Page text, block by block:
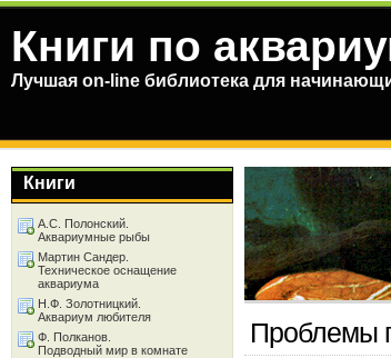
Книги по
Лучшая on-line библиотека для
Проблемы
Книги
А.С. Полонский.
Аквариумные рыбы
Мартин Сандер.
Техническое оснащение
аквариума
Н.Ф. Золотницкий.
Аквариум любителя
Ф. Полканов.
Подводный мир в комнате